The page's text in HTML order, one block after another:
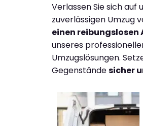
Verlassen Sie sich auf
zuverlässigen Umzug
einen reibungslosen
unseres
Umzugslösungen.
Gegenständesicher